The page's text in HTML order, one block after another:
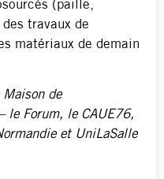
(paille,
travaux de
matériaux de demain
de
le Forum, le CAUE76,
et UniLaSalle